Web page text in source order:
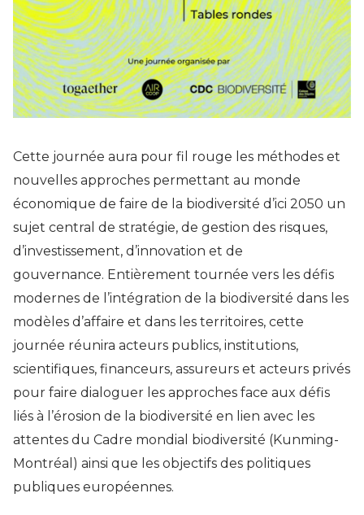
Cette journée aura pour fil rouge les méthodes et
nouvelles approches permettant au monde
économique de faire de la biodiversité d’ici 2050 un
sujet central de stratégie, de gestion des risques,
d’investissement, d’innovation et de
gouvernance. Entièrement tournée vers les défis
modernes de l’intégration de la biodiversité dans les
modèles d’affaire et dans les territoires, cette
journée réunira acteurs publics, institutions,
scientifiques, financeurs, assureurs et acteurs privés
pour faire dialoguer les approches face aux défis
liés à l’érosion de la biodiversité en lien avec les
attentes du Cadre mondial biodiversité (Kunming-
Montréal) ainsi que les objectifs des politiques
publiques européennes.